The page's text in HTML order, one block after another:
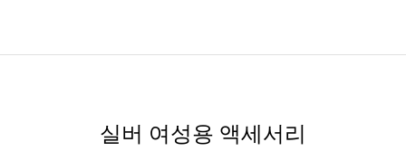
실버 여성용 액세서리